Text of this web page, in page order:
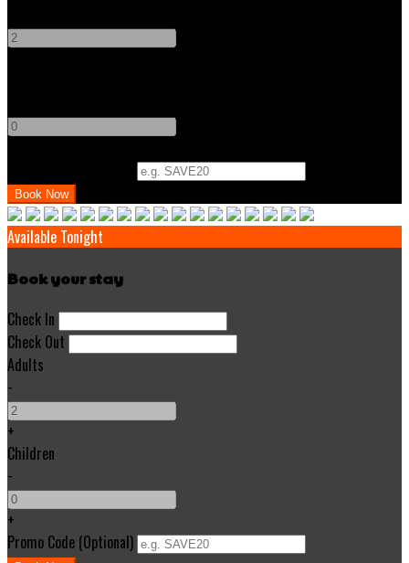
Available Tonight
Book your stay
Check In
Check Out
Adults
-
+
Children
-
+
Promo Code (Optional)